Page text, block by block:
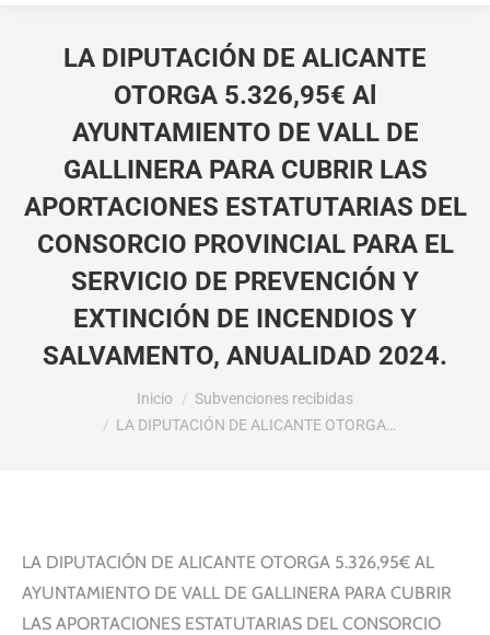
LA DIPUTACIÓN DE ALICANTE
OTORGA 5.326,95€ Al
AYUNTAMIENTO DE VALL DE
GALLINERA PARA CUBRIR LAS
APORTACIONES ESTATUTARIAS DEL
CONSORCIO PROVINCIAL PARA EL
SERVICIO DE PREVENCIÓN Y
EXTINCIÓN DE INCENDIOS Y
SALVAMENTO, ANUALIDAD 2024.
Inicio
Subvenciones recibidas
LA DIPUTACIÓN DE ALICANTE OTORGA…
LA DIPUTACIÓN DE ALICANTE OTORGA 5.326,95€ AL
AYUNTAMIENTO DE VALL DE GALLINERA PARA CUBRIR
LAS APORTACIONES ESTATUTARIAS DEL CONSORCIO